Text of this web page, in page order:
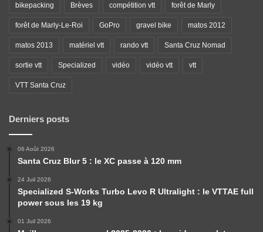
bikepacking Brèves compétition vtt forêt de Marly
forêt de Marly-Le-Roi GoPro gravel bike matos 2012
matos 2013 matériel vtt rando vtt Santa Cruz Nomad
sortie vtt Specialized vidéo vidéo vtt vtt
VTT Santa Cruz
Derniers posts
06 Août 2026
Santa Cruz Blur 5 : le XC passe à 120 mm
24 Juil 2026
Specialized S-Works Turbo Levo R Ultralight : le VTTAE full
power sous les 19 kg
01 Juil 2026